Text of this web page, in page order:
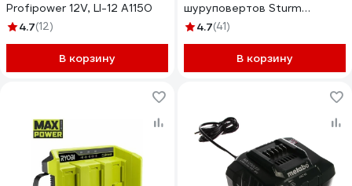
Profipower 12V, LI-12 A1150
4.7(12)
В корзину
шуруповертов Sturm
SBC1822
4.7(41)
В корзину